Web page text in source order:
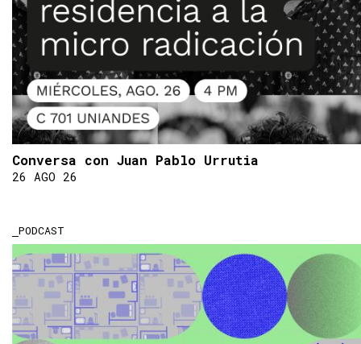
Conversa con Juan Pablo Urrutia
26 AGO 26
PODCAST